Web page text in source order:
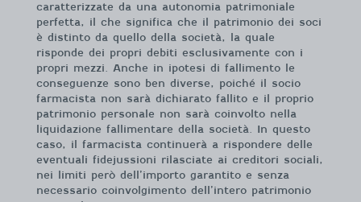
caratterizzate da una autonomia patrimoniale
perfetta, il che significa che il patrimonio dei soci
è distinto da quello della società, la quale
risponde dei propri debiti esclusivamente con i
propri mezzi. Anche in ipotesi di fallimento le
conseguenze sono ben diverse, poiché il socio
farmacista non sarà dichiarato fallito e il proprio
patrimonio personale non sarà coinvolto nella
liquidazione fallimentare della società. In questo
caso, il farmacista continuerà a rispondere delle
eventuali fidejussioni rilasciate ai creditori sociali,
nei limiti però dell’importo garantito e senza
necessario coinvolgimento dell’intero patrimonio